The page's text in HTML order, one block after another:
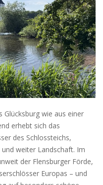
Glücksburg wie aus einer
erhebt sich das
des Schlossteichs,
weiter Landschaft. Im
der Flensburger Förde,
Europas – und